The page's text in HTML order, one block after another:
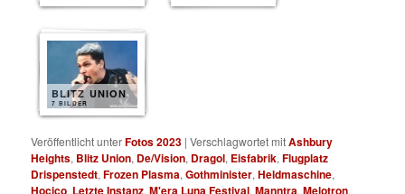
BLITZ UNION
7 BILDER
Veröffentlicht unterFotos 2023 |Verschlagwortet mitAshbury
Heights, Blitz Union, De/Vision, Dragol, Eisfabrik,Flugplatz
Drispenstedt,Frozen Plasma,Gothminister,Heldmaschine,
Hocico, Letzte Instanz,M'era Luna Festival,Manntra,Melotron,